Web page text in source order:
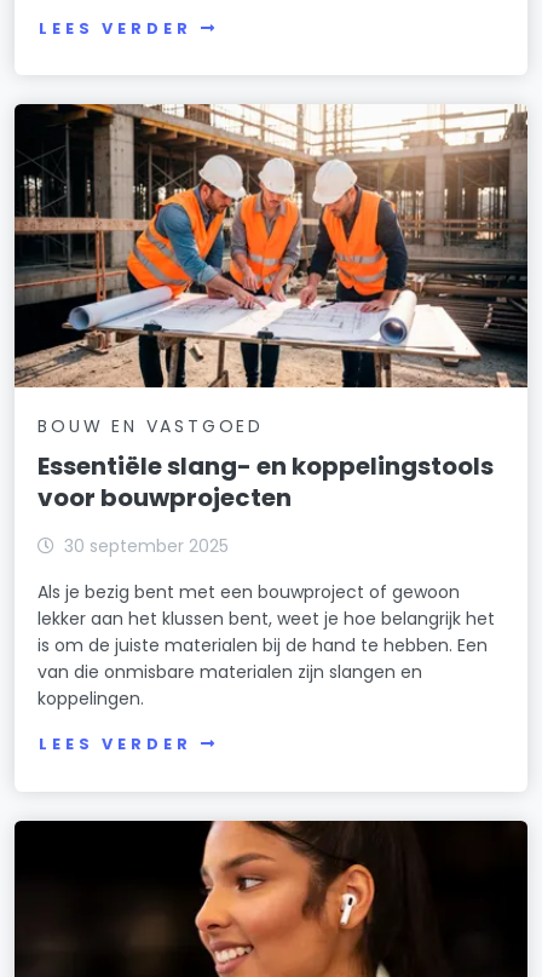
LEES VERDER
BOUW EN VASTGOED
Essentiële slang- en koppelingstools
voor bouwprojecten
30 september 2025
Als je bezig bent met een bouwproject of gewoon
lekker aan het klussen bent, weet je hoe belangrijk het
is om de juiste materialen bij de hand te hebben. Een
van die onmisbare materialen zijn slangen en
koppelingen.
LEES VERDER